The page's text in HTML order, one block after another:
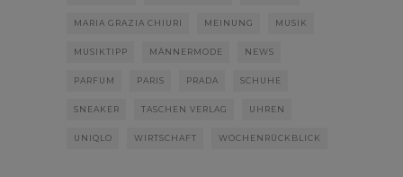
MARIA GRAZIA CHIURI MEINUNG MUSIK
MUSIKTIPP MÄNNERMODE NEWS
PARFUM PARIS PRADA SCHUHE
SNEAKER TASCHEN VERLAG UHREN
UNIQLO WIRTSCHAFT WOCHENRÜCKBLICK